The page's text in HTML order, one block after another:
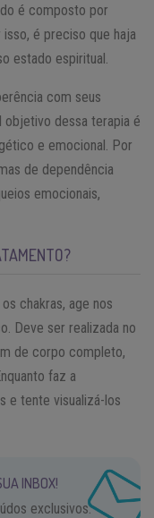
é composto por
é preciso que haja
estado espiritual.
com seus
objetivo dessa terapia é
e emocional. Por
de dependência
emocionais,
chakras, age nos
Deve ser realizada no
de corpo completo,
faz a
e tente visualizá-los
INBOX!
exclusivos.